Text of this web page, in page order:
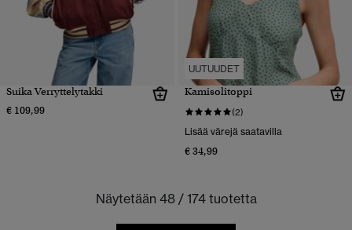
Suika Verryttelytakki
€ 109,99
UUTUUDET
Kamisolitoppi
(2)
Lisää värejä saatavilla
€ 34,99
Näytetään 48 / 174 tuotetta